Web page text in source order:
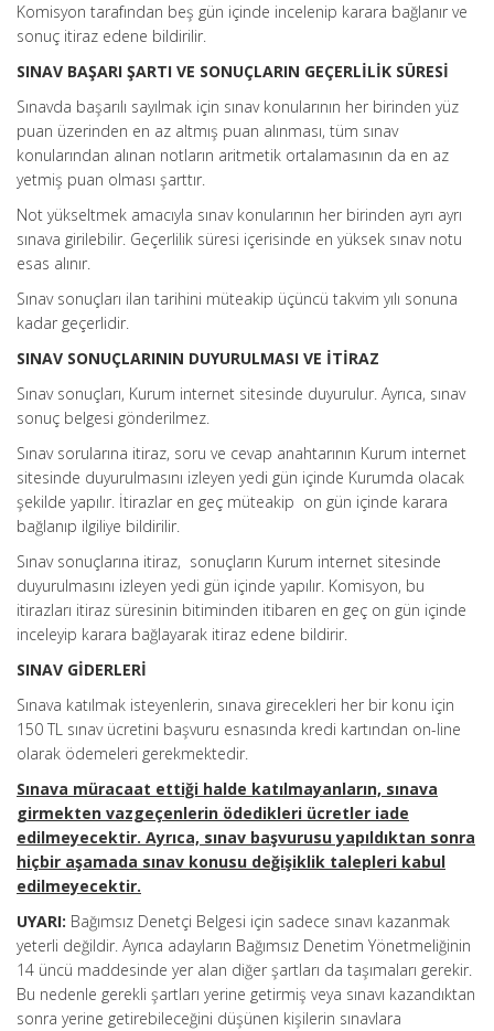
Komisyon tarafından beş gün içinde incelenip karara bağlanır ve
sonuç itiraz edene bildirilir.
SINAV BAŞARI ŞARTI VE SONUÇLARIN GEÇERLİLİK SÜRESİ
Sınavda başarılı sayılmak için sınav konularının her birinden yüz
puan üzerinden en az altmış puan alınması, tüm sınav
konularından alınan notların aritmetik ortalamasının da en az
yetmiş puan olması şarttır.
Not yükseltmek amacıyla sınav konularının her birinden ayrı ayrı
sınava girilebilir. Geçerlilik süresi içerisinde en yüksek sınav notu
esas alınır.
Sınav sonuçları ilan tarihini müteakip üçüncü takvim yılı sonuna
kadar geçerlidir.
SINAV SONUÇLARININ DUYURULMASI VE İTİRAZ
Sınav sonuçları, Kurum internet sitesinde duyurulur. Ayrıca, sınav
sonuç belgesi gönderilmez.
Sınav sorularına itiraz, soru ve cevap anahtarının Kurum internet
sitesinde duyurulmasını izleyen yedi gün içinde Kurumda olacak
şekilde yapılır. İtirazlar en geç müteakip on gün içinde karara
bağlanıp ilgiliye bildirilir.
Sınav sonuçlarına itiraz, sonuçların Kurum internet sitesinde
duyurulmasını izleyen yedi gün içinde yapılır. Komisyon, bu
itirazları itiraz süresinin bitiminden itibaren en geç on gün içinde
inceleyip karara bağlayarak itiraz edene bildirir.
SINAV GİDERLERİ
Sınava katılmak isteyenlerin, sınava girecekleri her bir konu için
150 TL sınav ücretini başvuru esnasında kredi kartından on-line
olarak ödemeleri gerekmektedir.
Sınava müracaat ettiği halde katılmayanların, sınava
girmekten vazgeçenlerin ödedikleri ücretler iade
edilmeyecektir. Ayrıca, sınav başvurusu yapıldıktan sonra
hiçbir aşamada sınav konusu değişiklik talepleri kabul
edilmeyecektir.
UYARI: Bağımsız Denetçi Belgesi için sadece sınavı kazanmak
yeterli değildir. Ayrıca adayların Bağımsız Denetim Yönetmeliğinin
14 üncü maddesinde yer alan diğer şartları da taşımaları gerekir.
Bu nedenle gerekli şartları yerine getirmiş veya sınavı kazandıktan
sonra yerine getirebileceğini düşünen kişilerin sınavlara